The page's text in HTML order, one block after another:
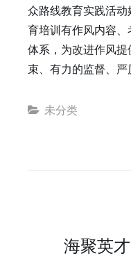
众路线教育实践活
育培训有作风内容
体系，为改进作风提
束、有力的监督、严
Categories
未分类
海聚英